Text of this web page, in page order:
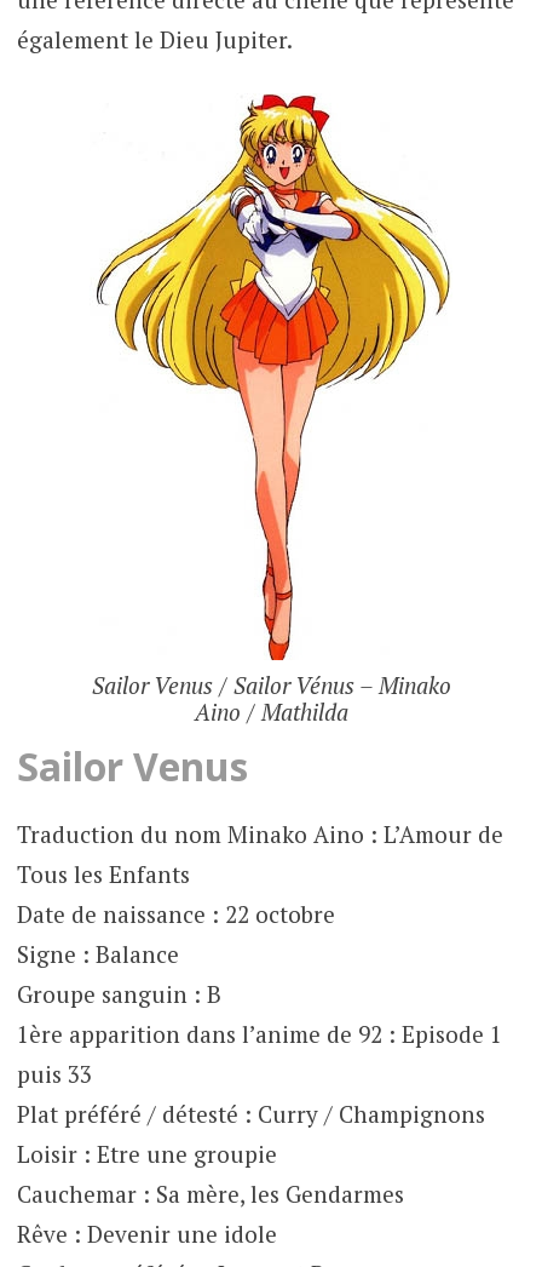
également le Dieu Jupiter.
Sailor Venus / Sailor Vénus – Minako
Aino / Mathilda
Sailor Venus
Traduction du nom Minako Aino : L’Amour de
Tous les Enfants
Date de naissance : 22 octobre
Signe : Balance
Groupe sanguin : B
1ère apparition dans l’anime de 92 : Episode 1
puis 33
Plat préféré / détesté : Curry / Champignons
Loisir : Etre une groupie
Cauchemar : Sa mère, les Gendarmes
Rêve : Devenir une idole